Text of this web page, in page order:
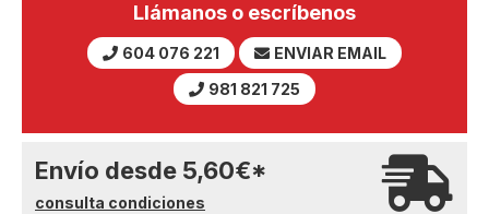
Llámanos o escríbenos
604 076 221
ENVIAR EMAIL
981 821 725
Envío desde 5,60€*
consulta condiciones